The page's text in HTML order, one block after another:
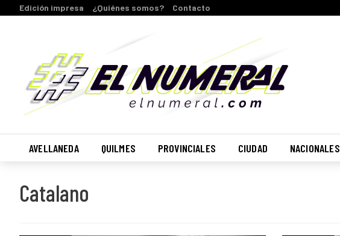
Edición impresa ¿Quiénes somos? Contacto
AVELLANEDA QUILMES PROVINCIALES CIUDAD NACIONALES
Catalano